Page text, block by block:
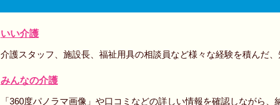
いい介護
介護スタッフ、施設長、福祉用具の相談員など様々な経験を積んだ
みんなの介護
「360度パノラマ画像」や口コミなどの詳しい情報を確認しながら